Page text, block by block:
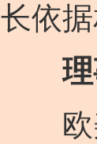
长依
欧美